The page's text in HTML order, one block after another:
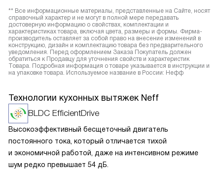
** Все информационные материалы, представленные на Сайте, носят
справочный характер и не могут в полной мере передавать
достоверную информацию о свойствах, комплектации и
характеристиках товара, включая цвета, размеры и формы. Фирма-
производитель оставляет за собой право на внесение изменений в
конструкцию, дизайн и комплектацию товара без предварительного
уведомления. Перед оформлением Заказа Покупатель должен
обратиться к Продавцу для уточнения свойств и характеристик
Товара. Подробная информация о товаре указывается в инструкции и
на упаковке товара. Используемое название в России: Нефф
Технологии кухонных вытяжек Neff
BLDC EfficientDrive
Высокоэффективный бесщеточный двигатель
постоянного тока, который отличается тихой
и экономичной работой, даже на интенсивном режиме
шум редко превышает 54 дБ.